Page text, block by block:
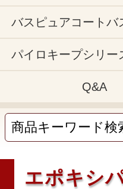
バスピュアコートバ
パイロキープシリー
Q&A
エポキシ